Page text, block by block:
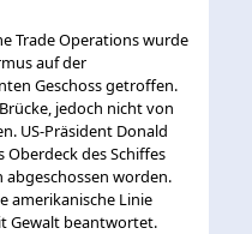
Trade Operations wurde
auf der
Geschoss getroffen.
jedoch nicht von
US-Präsident Donald
des Schiffes
worden.
amerikanische Linie
Gewalt beantwortet.